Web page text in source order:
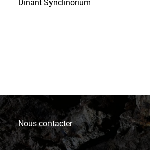
Dinant Synclinorium
Nous contacter